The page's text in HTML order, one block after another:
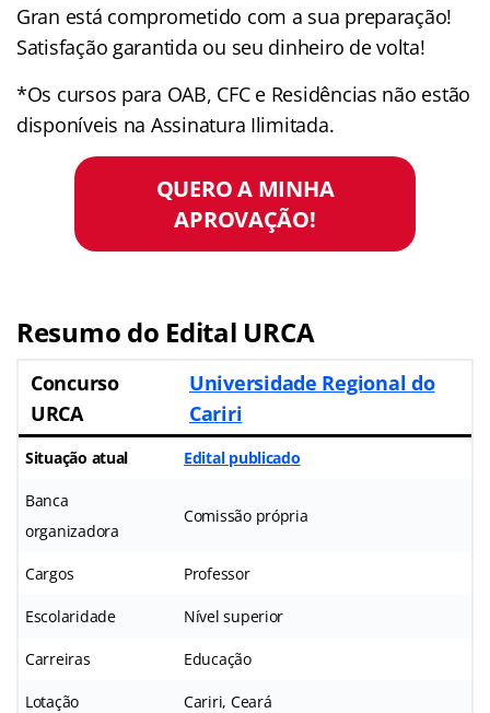
Gran está comprometido com a sua preparação!
Satisfação garantida ou seu dinheiro de volta!
*Os cursos para OAB, CFC e Residências não estão
disponíveis na Assinatura Ilimitada.
QUERO A MINHA
APROVAÇÃO!
Resumo do Edital URCA
Concurso
URCA
Universidade Regional do
Cariri
Situação atual Edital publicado
Banca
organizadora
Comissão própria
Cargos Professor
Escolaridade Nível superior
Carreiras Educação
Lotação Cariri, Ceará